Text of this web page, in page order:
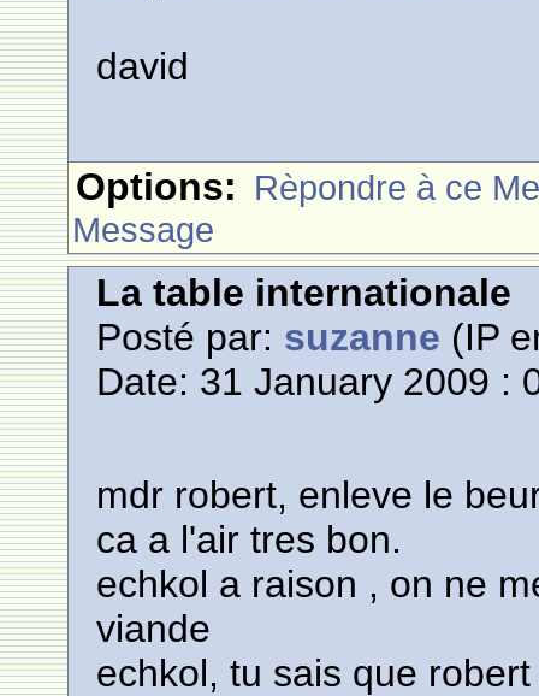
david
Options: Rèpondre à ce
Message
La table internationale
Posté par: suzanne (IP
Date: 31 January 2009 :
mdr robert, enleve le
ca a l'air tres bon.
echkol a raison , on ne
viande
echkol, tu sais que